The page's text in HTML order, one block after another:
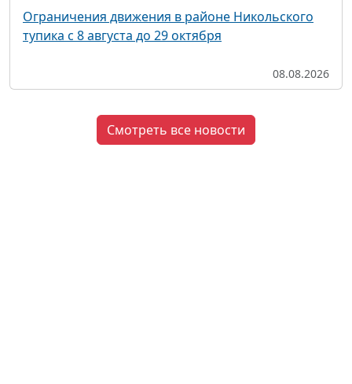
Ограничения движения в районе Никольского
тупика с 8 августа до 29 октября
08.08.2026
Смотреть все новости